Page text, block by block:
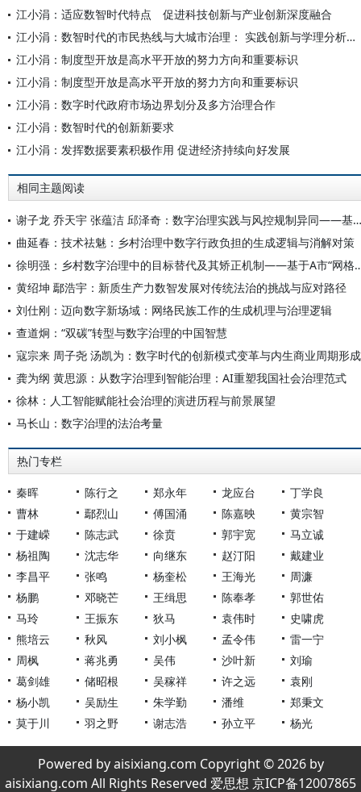
江小涓：适应数智时代特点 促进科技创新与产业创新深度融合
江小涓：数智时代的市民热线与大城市治理： 实践创新与学理分析——以北京12345市民服务热线为案例的分析
江小涓：制度型开放是高水平开放的努力方向和重要标识
江小涓：制度型开放是高水平开放的努力方向和重要标识
江小涓：数字时代政府市场边界划分及多方治理合作
江小涓：数智时代的创新新要求
江小涓：发挥数据要素积极作用 促进经济持续向好发展
相同主题阅读
谢子龙 乔天宇 张蕴洁 邱泽奇：数字治理实践与风控规制异同——基于欧洲28国的分析
曲延春：技术祛魅：乡村治理中数字行政负担的生成逻辑与消解对策
徐明强：乡村数字治理中的目标替代
黄绍坤 鄢浩宇：新质生产力数智发展对传统法治的挑战与应对路径
刘仕刚：迈向数字新场域：网络民族工作的生成机理与治理逻辑
查道炯：“双碳”转型与数字治理的中国智慧
寇宗来 周子尧 汤凯为：数字时代的创新模式变革与内生商业周期形成
龚为纲 黄思源：从数字治理到智能治理：AI重塑我国社会治理范式
徐林：人工智能赋能社会治理的演进历程与前景展望
马长山：数字治理的法治考量
热门专栏
秦晖 陈行之 郑永年 龙应台
丁学良
曹林
鄢烈山 傅国涌 陈嘉映
黄宗智
于建嵘
陈志武 徐贲 郭宇宽
马立诚
杨祖陶
沈志华 向继东 赵汀阳
戴建业
李昌平
张鸣 杨奎松 王海光
周濂
杨鹏
邓晓芒 王缉思 陈奉孝
郭世佑
马玲
王振东 狄马 袁伟时
史啸虎
熊培云
秋风 刘小枫 孟令伟
雷一宁
周枫
蒋兆勇 吴伟 沙叶新
刘瑜
葛剑雄
储昭根 吴稼祥 许之远
袁刚
杨小凯
吴励生 朱学勤 潘维
郑秉文
莫于川
羽之野 谢志浩 孙立平 杨光
Powered by aisixiang.com Copyright © 2026 by
aisixiang.com All Rights Reserved 爱思想 京ICP备12007865